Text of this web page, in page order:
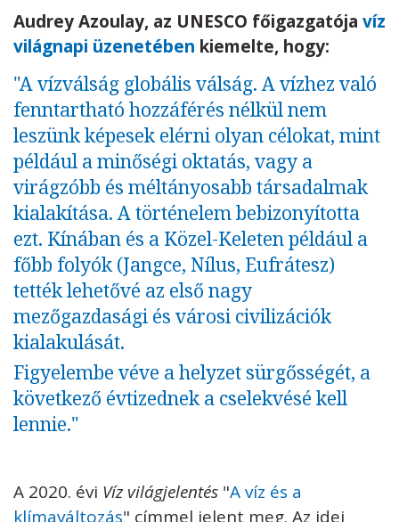
Audrey Azoulay, az UNESCO főigazgatója víz
világnapi üzenetében kiemelte, hogy:
"A vízválság globális válság. A vízhez való
fenntartható hozzáférés nélkül nem
leszünk képesek elérni olyan célokat, mint
például a minőségi oktatás, vagy a
virágzóbb és méltányosabb társadalmak
kialakítása. A történelem bebizonyította
ezt. Kínában és a Közel-Keleten például a
főbb folyók (Jangce, Nílus, Eufrátesz)
tették lehetővé az első nagy
mezőgazdasági és városi civilizációk
kialakulását.
Figyelembe véve a helyzet sürgősségét, a
következő évtizednek a cselekvésé kell
lennie."
A 2020. évi Víz világjelentés "A víz és a
klímaváltozás" címmel jelent meg. Az idei